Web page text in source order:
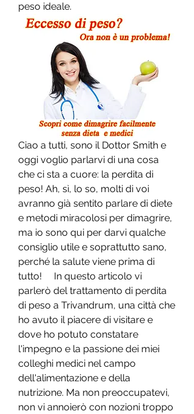
peso ideale.
Ciao a tutti, sono il Dottor Smith e
oggi voglio parlarvi di una cosa
che ci sta a cuore: la perdita di
peso! Ah, sì, lo so, molti di voi
avranno già sentito parlare di diete
e metodi miracolosi per dimagrire,
ma io sono qui per darvi qualche
consiglio utile e soprattutto sano,
perché la salute viene prima di
tutto!     In questo articolo vi
parlerò del trattamento di perdita
di peso a Trivandrum, una città che
ho avuto il piacere di visitare e
dove ho potuto constatare
l'impegno e la passione dei miei
colleghi medici nel campo
dell'alimentazione e della
nutrizione. Ma non preoccupatevi,
non vi annoierò con nozioni troppo